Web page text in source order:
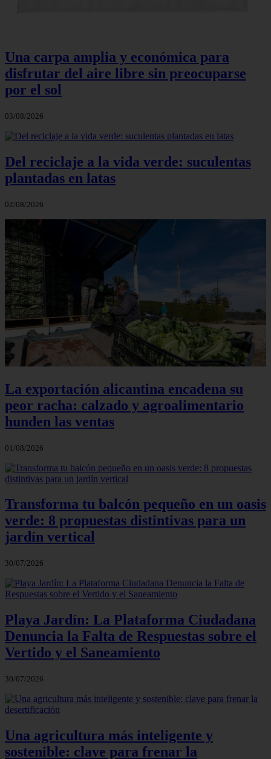
Una carpa amplia y económica para
disfrutar del aire libre sin preocuparse
por el sol
03/08/2026
Del reciclaje a la vida verde: suculentas
plantadas en latas
02/08/2026
La exportación alicantina encadena su
peor racha: calzado y agroalimentario
hunden las ventas
01/08/2026
Transforma tu balcón pequeño en un oasis
verde: 8 propuestas distintivas para un
jardín vertical
30/07/2026
Playa Jardín: La Plataforma Ciudadana
Denuncia la Falta de Respuestas sobre el
Vertido y el Saneamiento
30/07/2026
Una agricultura más inteligente y
sostenible: clave para frenar la